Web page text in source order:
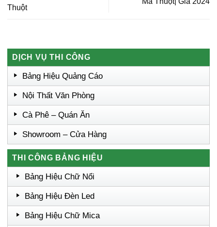
Thuột
DỊCH VỤ THI CÔNG
Bảng Hiệu Quảng Cáo
Nội Thất Văn Phòng
Cà Phê – Quán Ăn
Showroom – Cửa Hàng
THI CÔNG BẢNG HIỆU
Bảng Hiệu Chữ Nổi
Bảng Hiệu Đèn Led
Bảng Hiệu Chữ Mica